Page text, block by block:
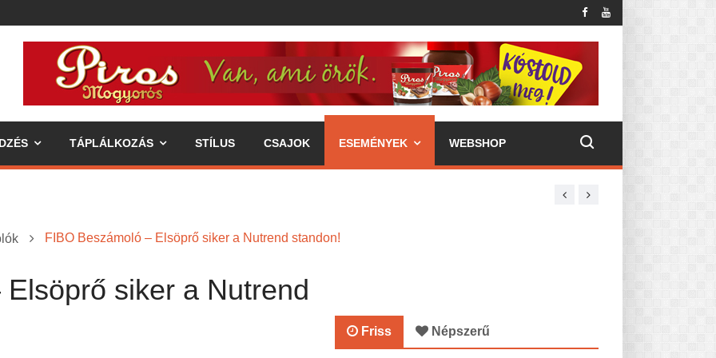
TÁPLÁLKOZÁS STÍLUS CSAJOK ESEMÉNYEK WEBSHOP
az egészséges életmódhoz
a váll
FIBO Beszámoló – Elsöprő siker a Nutrend standon!
siker a Nutrend
Friss Népszerű